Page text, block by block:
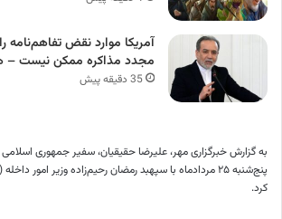
آمریکا موارد نقض تفاهم‌نامه
مجدد مذاکره ممکن نیست
35 دقیقه پیش
به گزارش خبرگزاری مهر، علیرضا حقیقیان، سفیر جمهوری اسلامی
پنج‌شنبه ۲۵ مردادماه با سپهبد رمضان رحیم‌زاده وزیر امور
کرد.